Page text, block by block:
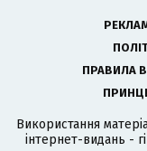
ПРАВИЛА
Використання
інтернет-видань -